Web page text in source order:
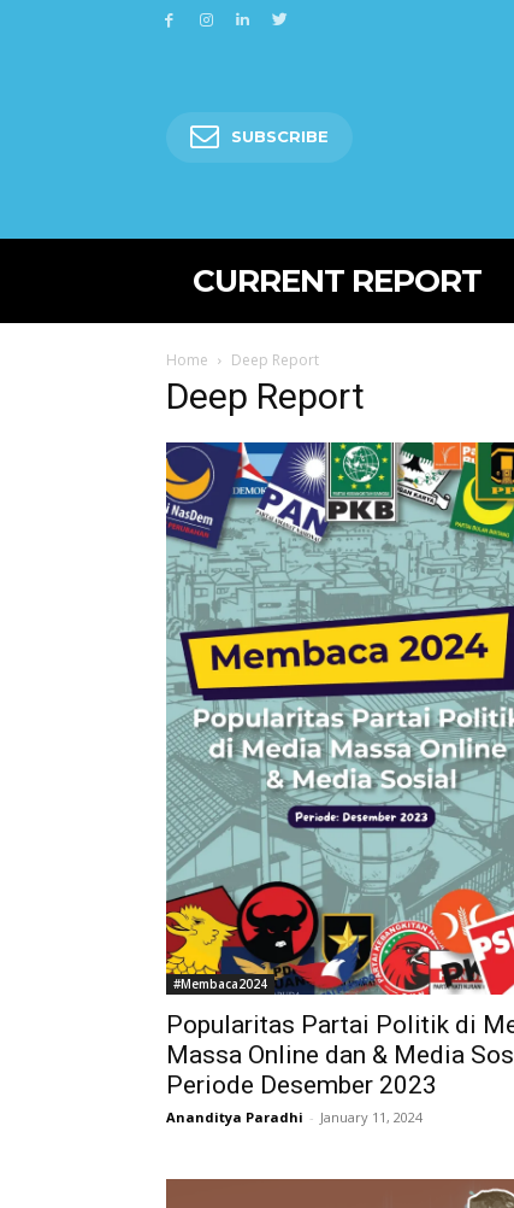
SUBSCRIBE
CURRENT REPORT
Home Deep Report
Deep Report
#Membaca2024
Popularitas Partai Politik di
Massa Online dan & Media
Periode Desember 2023
Ananditya Paradhi - January 11, 2024